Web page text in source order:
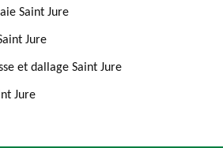
Saint Jure
Jure
et dallage Saint Jure
Jure